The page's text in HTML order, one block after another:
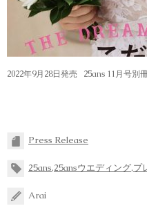
2022年9月28日発売 25ans 11月号別
Press Release
25ans,25ansウエディング,プ
Arai